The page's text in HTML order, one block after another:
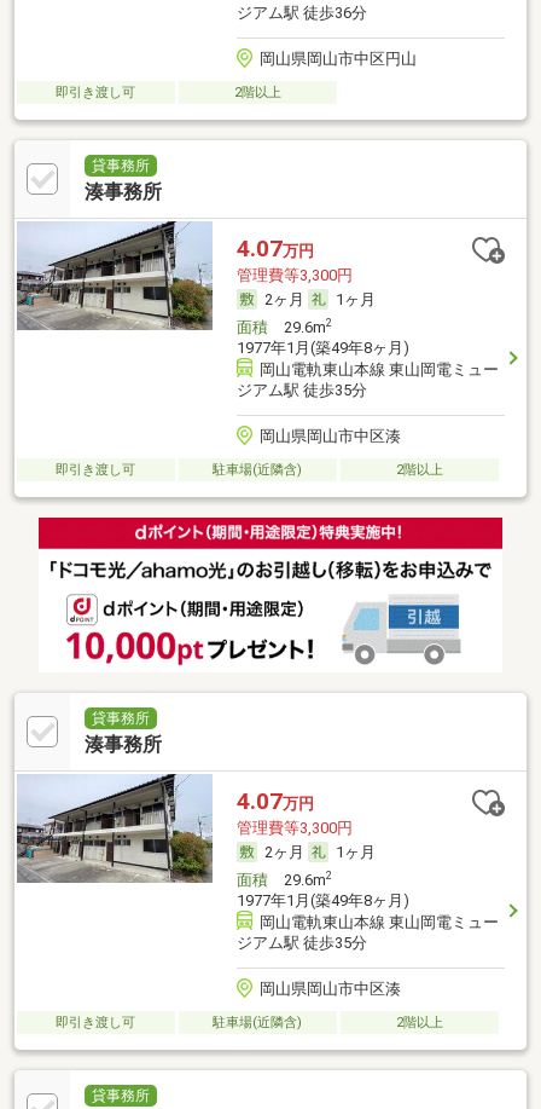
ジアム駅 徒歩36分
岡山県岡山市中区円山
即引き渡し可 2階以上
貸事務所
湊事務所
4.07万円
管理費等3,300円
2ヶ月
1ヶ月
面積29.6m2
1977年1月(築49年8ヶ月)
岡山電軌東山本線 東山岡電ミュー
ジアム駅 徒歩35分
岡山県岡山市中区湊
即引き渡し可 駐車場(近隣含) 2階以上
貸事務所
湊事務所
4.07万円
管理費等3,300円
2ヶ月
1ヶ月
面積29.6m2
1977年1月(築49年8ヶ月)
岡山電軌東山本線 東山岡電ミュー
ジアム駅 徒歩35分
岡山県岡山市中区湊
即引き渡し可 駐車場(近隣含) 2階以上
貸事務所